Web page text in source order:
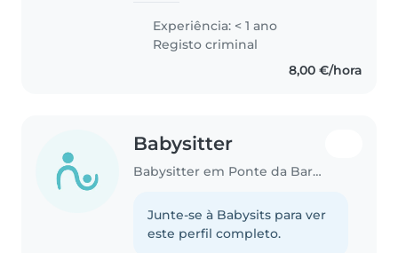
Experiência: < 1 ano
Registo criminal
8,00 €/hora
Babysitter
Babysitter em Ponte da Barca
Junte-se à Babysits para ver
este perfil completo.